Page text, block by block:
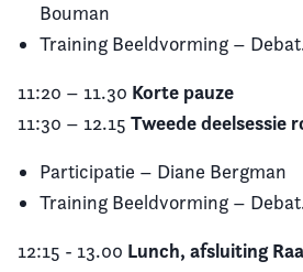
Bouman
Training Beeldvorming –
11:20 – 11.30 Korte pauze
11:30 – 12.15 Tweede deelsessie
Participatie – Diane Bergman
Training Beeldvorming –
12:15 - 13.00 Lunch, afsluiting